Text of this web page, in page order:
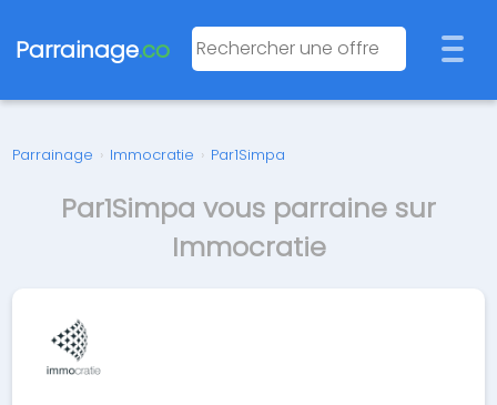
Parrainage.co
Parrainage › Immocratie › Par1Simpa
Par1Simpa vous parraine sur
Immocratie